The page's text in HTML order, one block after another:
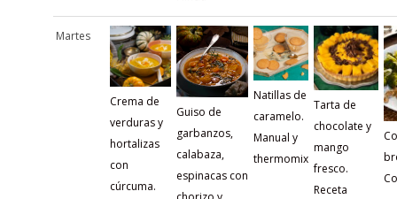
Martes
Crema de
verduras y
hortalizas
con
cúrcuma.
Guiso de
garbanzos,
calabaza,
espinacas con
Natillas de
caramelo.
Manual y
thermomix
Tarta de
chocolate y
mango
fresco.
Receta